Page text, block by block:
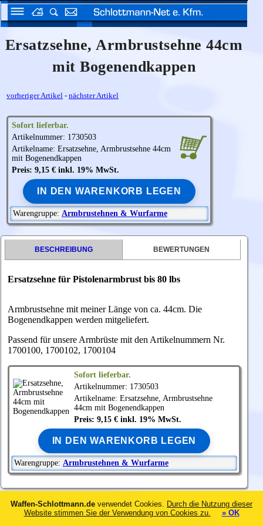
Ersatzsehne, Armbrustsehne 44cm
mit Bogenendkappen
vorheriger Artikel - nächster Artikel
Sofort lieferbar.
Artikelnummer: 1730503
Artikelname: Ersatzsehne, Armbrustsehne 44cm
mit Bogenendkappen
Preis: 9,15 € inkl. 19% MwSt.
IN DEN WARENKORB LEGEN
Warengruppe: Armbrustehnen & Wurfarme
BESCHREIBUNG BEWERTUNGEN
Ersatzsehne für Pistolenarmbrust bis 80 lbs
Armbrustsehne mit meiner Länge von ca. 44cm. Die
Bogenendkappen werden mitgeliefert.
Passend für unsere Armbrüste mit den Artikelnummern Nr.
1700100, 1700102, 1700104
Sofort lieferbar.
Artikelnummer: 1730503
Artikelname: Ersatzsehne, Armbrustsehne
44cm mit Bogenendkappen
Preis: 9,15 € inkl. 19% MwSt.
IN DEN WARENKORB LEGEN
Warengruppe: Armbrustehnen & Wurfarme
Waffen-Schlottmann.de verwendet Cookies. Durch die Nutzung dieser
Website stimmen Sie der Verwendung von Cookies zu.
» OK